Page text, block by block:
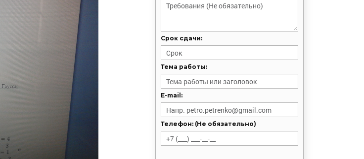
Срок сдачи:
Тема работы:
E-mail:
Телефон: (Не обязательно)